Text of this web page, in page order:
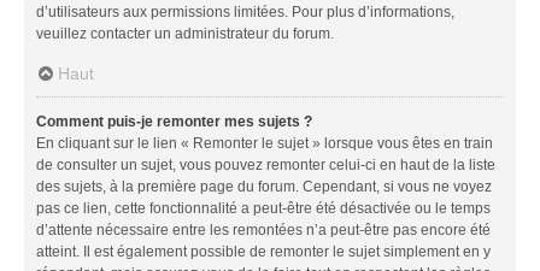
d’utilisateurs aux permissions limitées. Pour plus d’informations,
veuillez contacter un administrateur du forum.
Haut
Comment puis-je remonter mes sujets ?
En cliquant sur le lien « Remonter le sujet » lorsque vous êtes en train
de consulter un sujet, vous pouvez remonter celui-ci en haut de la liste
des sujets, à la première page du forum. Cependant, si vous ne voyez
pas ce lien, cette fonctionnalité a peut-être été désactivée ou le temps
d’attente nécessaire entre les remontées n’a peut-être pas encore été
atteint. Il est également possible de remonter le sujet simplement en y